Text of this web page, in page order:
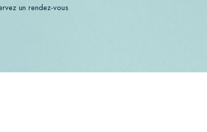
un rendez-vous